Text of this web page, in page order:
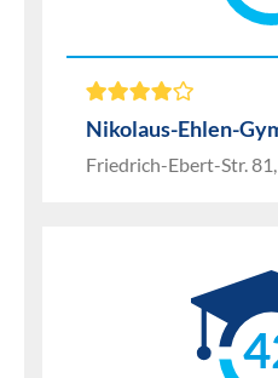
Nikolaus-Ehlen-
Friedrich-Ebert-Str.